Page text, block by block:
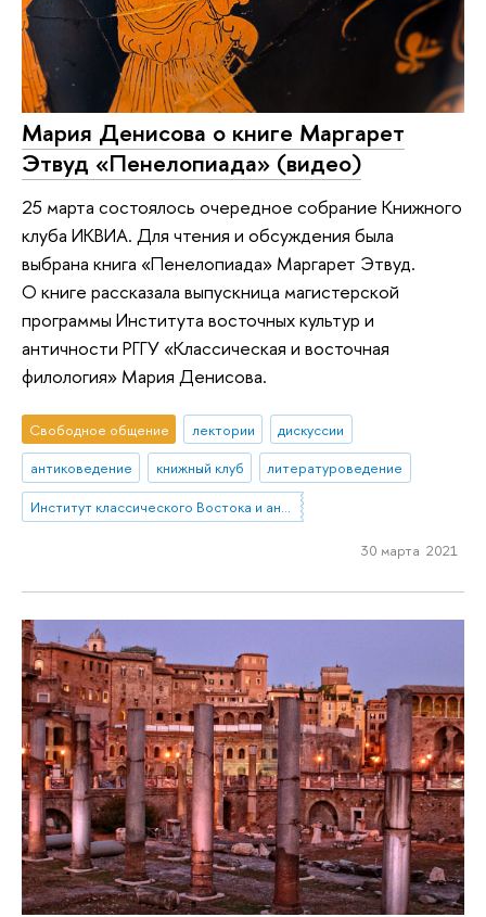
Мария Денисова о книге Маргарет
Этвуд «Пенелопиада» (видео)
25 марта состоялось очередное собрание Книжного
клуба ИКВИА. Для чтения и обсуждения была
выбрана книга «Пенелопиада» Маргарет Этвуд.
О книге рассказала выпускница магистерской
программы Института восточных культур и
античности РГГУ «Классическая и восточная
филология» Мария Денисова.
Свободное общение лектории
дискуссии
антиковедение
книжный клуб
литературоведение
Институт классического Востока и античности
30 марта 2021